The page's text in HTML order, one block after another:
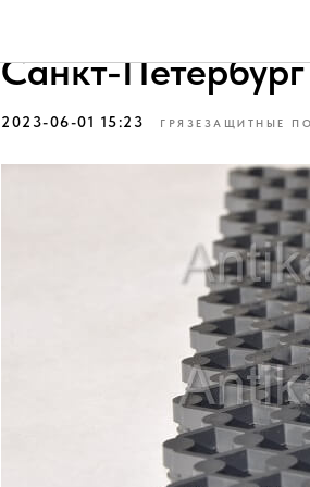
Антикаблук
Санкт-Петербург
2023-06-01 15:23 ГРЯЗЕЗАЩИТНЫЕ